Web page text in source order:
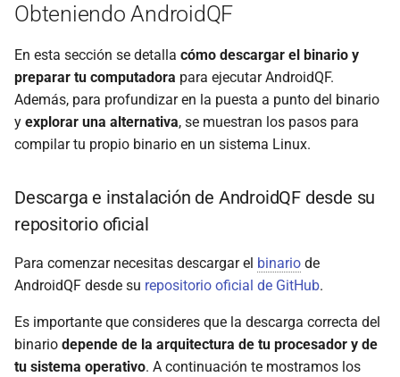
Obteniendo AndroidQF
En esta sección se detalla cómo descargar el binario y
preparar tu computadora para ejecutar AndroidQF.
Además, para profundizar en la puesta a punto del binario
y explorar una alternativa, se muestran los pasos para
compilar tu propio binario en un sistema Linux.
Descarga e instalación de AndroidQF desde su
repositorio oficial
Para comenzar necesitas descargar el binario de
AndroidQF desde su repositorio oficial de GitHub.
Es importante que consideres que la descarga correcta del
binario depende de la arquitectura de tu procesador y de
tu sistema operativo. A continuación te mostramos los